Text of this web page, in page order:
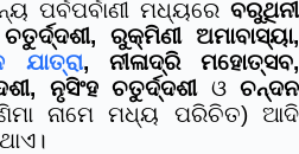
ପର୍ବପର୍ବାଣୀ ମଧ୍ୟରେ ବରୁଥିନୀ
ରୁକ୍ମିଣୀ ଅମାବାସ୍ୟା,
ଯାତ୍ରା, ନୀଳାଦ୍ରି ମହୋତ୍ସବ,
ନୃସିଂହ ଚତୁର୍ଦ୍ଦଶୀଓ ଚନ୍ଦନ
ନାମେ ମଧ୍ୟ ପରିଚିତ) ଆଦି